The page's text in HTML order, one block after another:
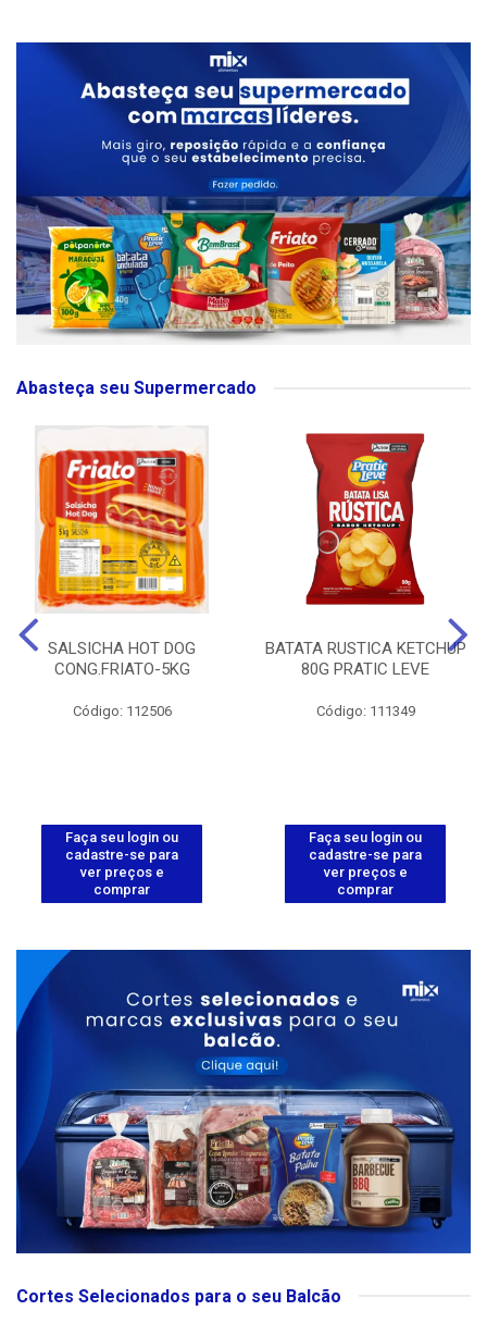
Abasteça seu Supermercado
SALSICHA HOT DOG
CONG.FRIATO-5KG
Código: 112506
Faça seu login ou
cadastre-se para
ver preços e
comprar
BATATA RUSTICA KETCHUP
80G PRATIC LEVE
Código: 111349
Faça seu login ou
cadastre-se para
ver preços e
comprar
Cortes Selecionados para o seu Balcão